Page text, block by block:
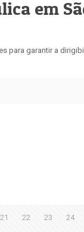
em
para garantir a
21 22 23 24